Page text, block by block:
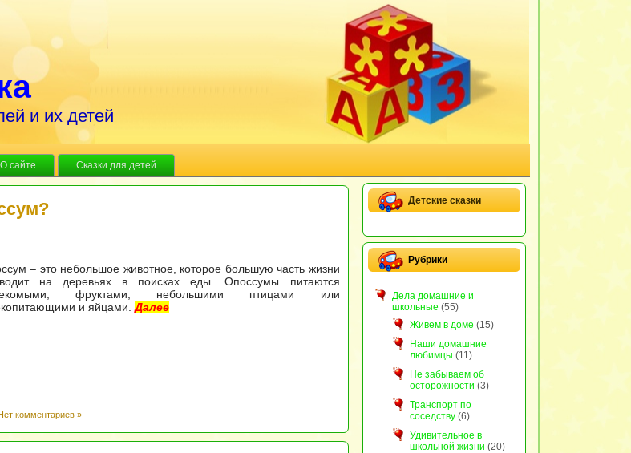
и их детей
О сайте Сказки для детей
– это небольшое животное, которое большую часть жизни
на деревьях в поисках еды. Опоссумы питаются
фруктами, небольшими птицами или
и яйцами.Далее
комментариев »
Детские сказки
Рубрики
Дела домашние и
школьные (55)
Живем в доме (15)
Наши домашние
любимцы (11)
Не забываем об
осторожности (3)
Транспорт по
соседству(6)
Удивительное в
школьной жизни (20)